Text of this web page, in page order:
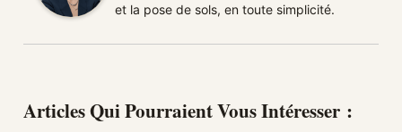
et la pose de sols, en toute simplicité.
Articles Qui Pourraient Vous Intéresser :